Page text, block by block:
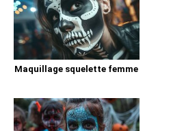
Maquillage squelette femme